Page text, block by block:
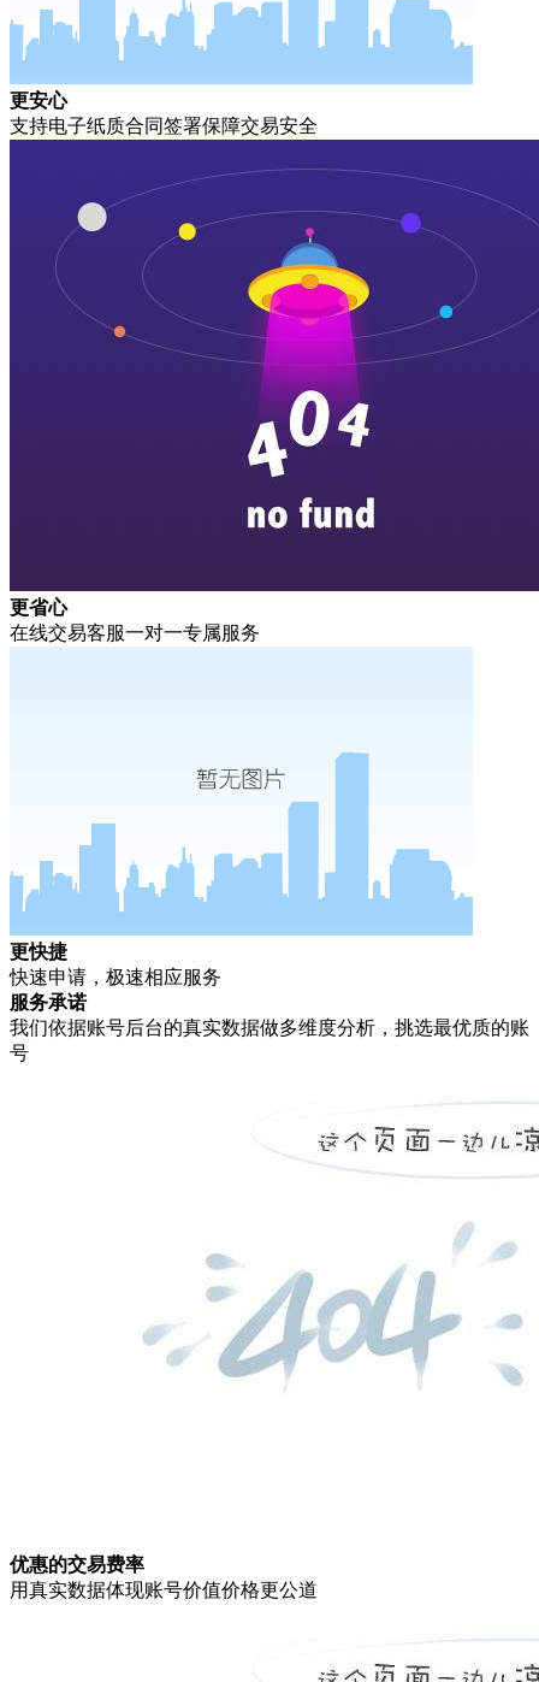
更安心
支持电子纸质合同签署保障交易安全
更省心
在线交易客服一对一专属服务
更快捷
快速申请，极速相应服务
服务承诺
我们依据账号后台的真实数据做多维度分析，挑选最优质的账
号
优惠的交易费率
用真实数据体现账号价值价格更公道